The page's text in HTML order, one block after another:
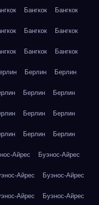
Бангкок Бангкок
Бангкок Бангкок
Бангкок Бангкок
Берлин Берлин
Берлин Берлин
Берлин Берлин
Берлин Берлин
Айрес Буэнос-Айрес
Айрес Буэнос-Айрес
Айрес Буэнос-Айрес